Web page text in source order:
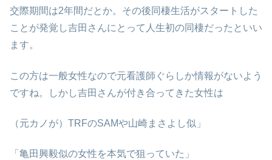
交際期間は2年間だとか。その後同棲生活がスタートした
ことが発覚し吉田さんにとって人生初の同棲だったといい
ます。
この方は一般女性なので元看護師ぐらしか情報がないよう
ですね。しかし吉田さんが付き合ってきた女性は
（元カノが）TRFのSAMや山崎まさよし似」
「亀田興毅似の女性を本気で狙っていた」